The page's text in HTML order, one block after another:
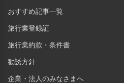
おすすめ記事一覧
旅行業登録証
旅行業約款・条件書
勧誘方針
企業・法人のみなさまへ